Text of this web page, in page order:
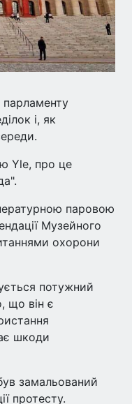
і, як
Yle, про це
паровою
Музейного
охорони
потужний
що він є
шкоди
замальований
протесту.